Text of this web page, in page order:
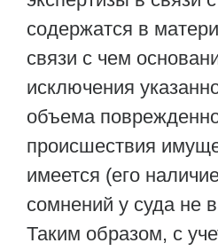
содержатся в
связи с чем
исключения
объема
происшествия
имеется (его
сомнений у суда не
Таким образом, с